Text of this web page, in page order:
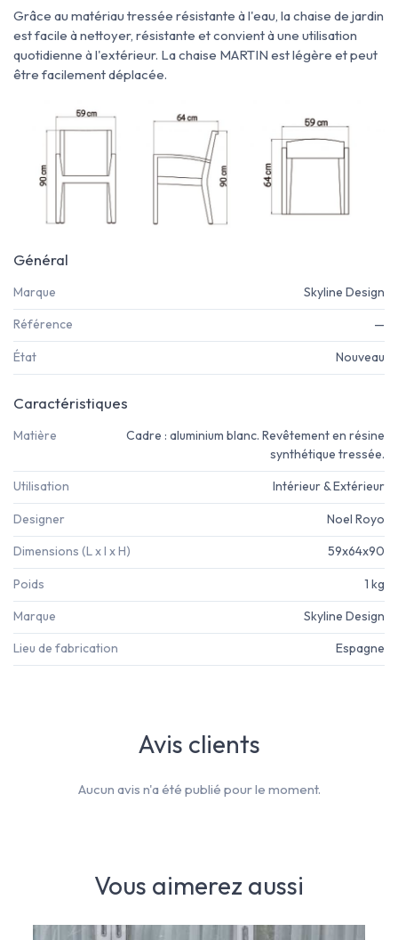
Grâce au matériau tressée résistante à l'eau, la chaise de jardin
est facile à nettoyer, résistante et convient à une utilisation
quotidienne à l'extérieur. La chaise MARTIN est légère et peut
être facilement déplacée.
Général
Marque Skyline Design
Référence —
État Nouveau
Caractéristiques
Matière
Cadre : aluminium blanc. Revêtement en résine
synthétique tressée.
Utilisation Intérieur & Extérieur
Designer Noel Royo
Dimensions (L x l x H) 59x64x90
Poids 1 kg
Marque Skyline Design
Lieu de fabrication Espagne
Vous aimerez aussi
Avis clients
Aucun avis n'a été publié pour le moment.